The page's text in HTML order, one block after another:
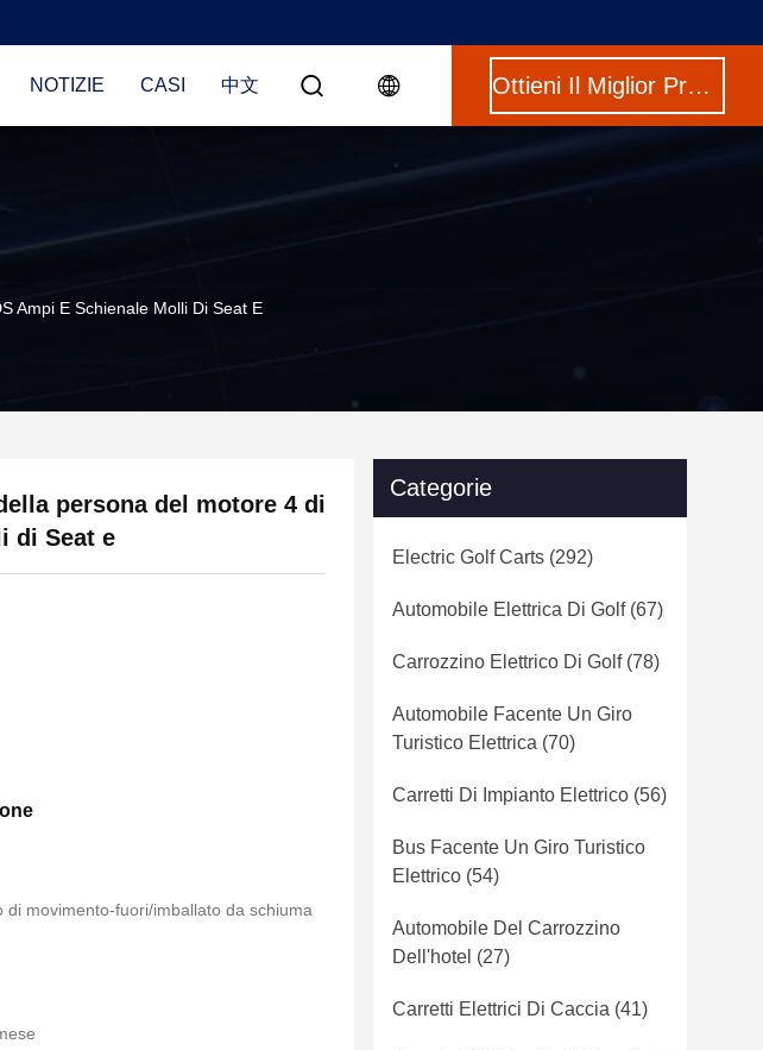
NOTIZIE CASI 中文 Ottieni Il Miglior Prezzo
Ampi E Schienale Molli Di Seat E
persona del motore 4 di
di Seat e
movimento-fuori/imballato da schiuma
Categorie
Electric Golf Carts (292)
Automobile Elettrica Di Golf(67)
Carrozzino Elettrico Di Golf(78)
Automobile Facente Un Giro
Turistico Elettrica (70)
Carretti Di Impianto Elettrico (56)
Bus Facente Un Giro Turistico
Elettrico (54)
Automobile Del Carrozzino
Dell'hotel (27)
Carretti Elettrici Di Caccia (41)